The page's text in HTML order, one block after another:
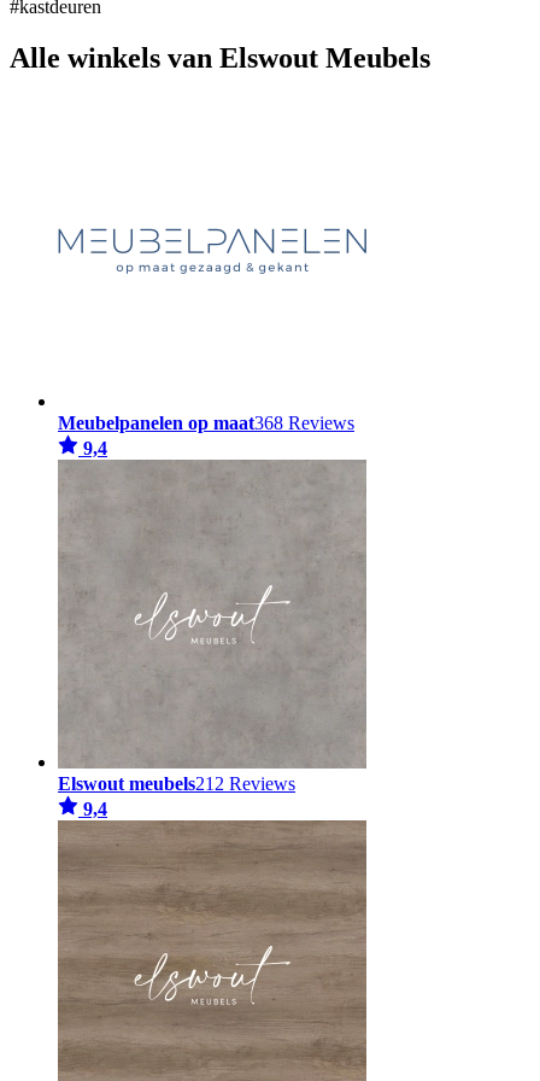
#kastdeuren
Alle winkels van Elswout Meubels
Meubelpanelen op maat368 Reviews
9,4
Elswout meubels212 Reviews
9,4